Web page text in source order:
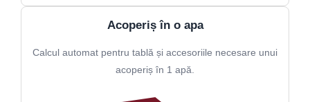
Acoperiș în o apa
Calcul automat pentru tablă și accesoriile necesare unui
acoperiș în 1 apă.